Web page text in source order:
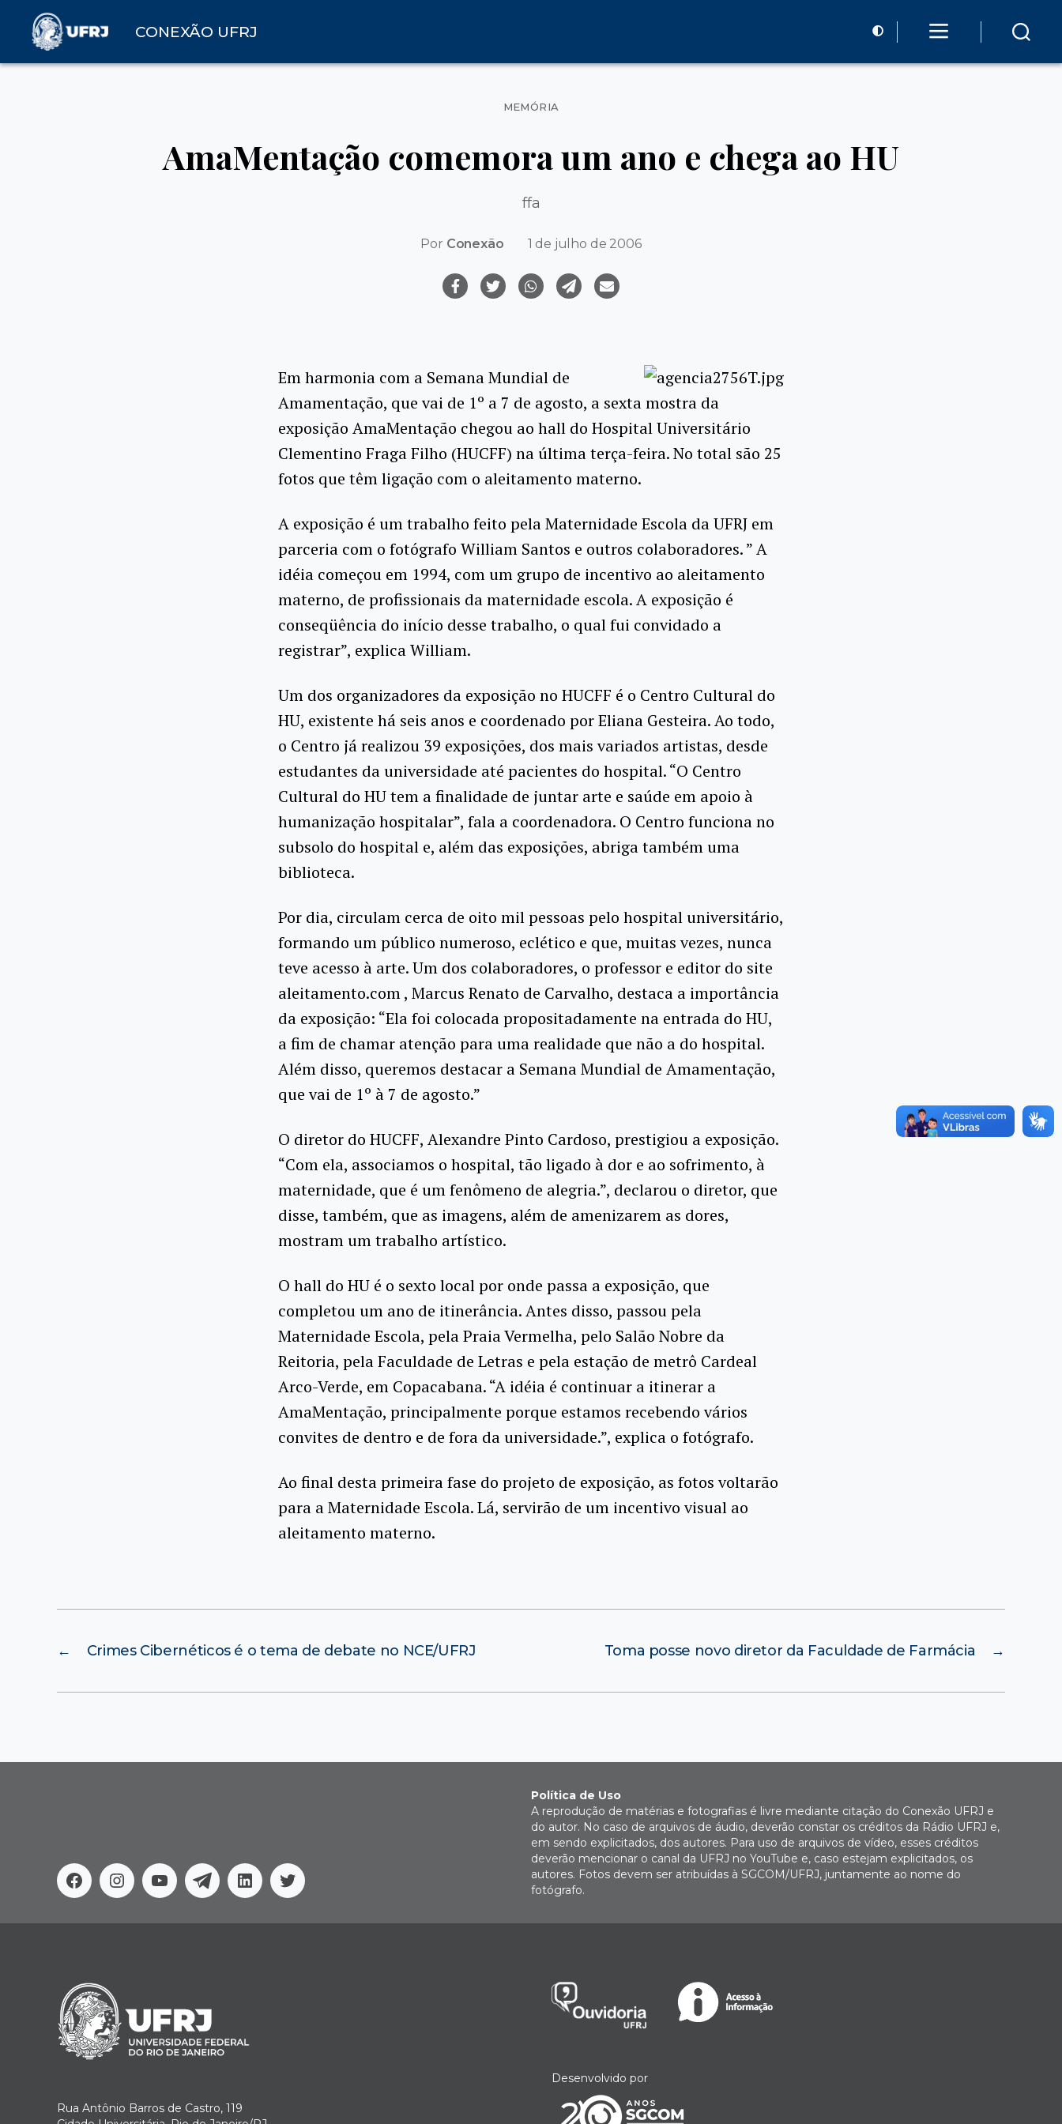
CONEXÃO UFRJ
Categorias
MEMÓRIA
AmaMentação comemora um ano e chega ao HU
ffa
Por Conexão 1 de julho de 2006
Em harmonia com a Semana Mundial de
Amamentação, que vai de 1º a 7 de agosto, a sexta mostra da
exposição AmaMentação chegou ao hall do Hospital Universitário
Clementino Fraga Filho (HUCFF) na última terça-feira. No total são 25
fotos que têm ligação com o aleitamento materno.
A exposição é um trabalho feito pela Maternidade Escola da UFRJ em
parceria com o fotógrafo William Santos e outros colaboradores. ” A
idéia começou em 1994, com um grupo de incentivo ao aleitamento
materno, de profissionais da maternidade escola. A exposição é
conseqüência do início desse trabalho, o qual fui convidado a
registrar”, explica William.
Um dos organizadores da exposição no HUCFF é o Centro Cultural do
HU, existente há seis anos e coordenado por Eliana Gesteira. Ao todo,
o Centro já realizou 39 exposições, dos mais variados artistas, desde
estudantes da universidade até pacientes do hospital. “O Centro
Cultural do HU tem a finalidade de juntar arte e saúde em apoio à
humanização hospitalar”, fala a coordenadora. O Centro funciona no
subsolo do hospital e, além das exposições, abriga também uma
biblioteca.
Por dia, circulam cerca de oito mil pessoas pelo hospital universitário,
formando um público numeroso, eclético e que, muitas vezes, nunca
teve acesso à arte. Um dos colaboradores, o professor e editor do site
aleitamento.com , Marcus Renato de Carvalho, destaca a importância
da exposição: “Ela foi colocada propositadamente na entrada do HU,
a fim de chamar atenção para uma realidade que não a do hospital.
Além disso, queremos destacar a Semana Mundial de Amamentação,
que vai de 1º à 7 de agosto.”
O diretor do HUCFF, Alexandre Pinto Cardoso, prestigiou a exposição.
“Com ela, associamos o hospital, tão ligado à dor e ao sofrimento, à
maternidade, que é um fenômeno de alegria.”, declarou o diretor, que
disse, também, que as imagens, além de amenizarem as dores,
mostram um trabalho artístico.
O hall do HU é o sexto local por onde passa a exposição, que
completou um ano de itinerância. Antes disso, passou pela
Maternidade Escola, pela Praia Vermelha, pelo Salão Nobre da
Reitoria, pela Faculdade de Letras e pela estação de metrô Cardeal
Arco-Verde, em Copacabana. “A idéia é continuar a itinerar a
AmaMentação, principalmente porque estamos recebendo vários
convites de dentro e de fora da universidade.”, explica o fotógrafo.
Ao final desta primeira fase do projeto de exposição, as fotos voltarão
para a Maternidade Escola. Lá, servirão de um incentivo visual ao
aleitamento materno.
← Crimes Cibernéticos é o tema de debate no NCE/UFRJ →
Toma posse novo diretor da Faculdade de Farmácia
FacebookInstagram
YoutubeTelegramLinkedinTwitter
Política de Uso
A reprodução de matérias e fotografias é livre mediante citação do Conexão UFRJ e
do autor. No caso de arquivos de áudio, deverão constar os créditos da Rádio UFRJ e,
em sendo explicitados, dos autores. Para uso de arquivos de vídeo, esses créditos
deverão mencionar o canal da UFRJ no YouTube e, caso estejam explicitados, os
autores. Fotos devem ser atribuídas à SGCOM/UFRJ, juntamente ao nome do
fotógrafo.
Rua Antônio Barros de Castro, 119
Desenvolvido por